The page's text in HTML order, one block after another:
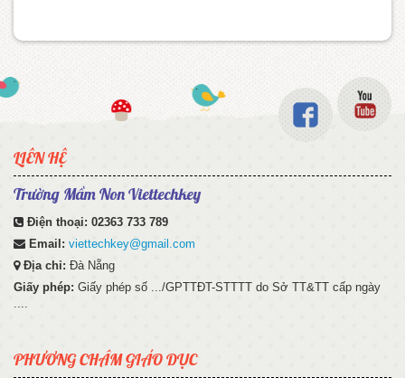
LIÊN HỆ
Trường Mầm Non Viettechkey
Điện thoại: 02363 733 789
Email: viettechkey@gmail.com
Địa chỉ: Đà Nẵng
Giấy phép: Giấy phép số .../GPTTĐT-STTTT do Sở TT&TT cấp ngày
....
PHƯƠNG CHÂM GIÁO DỤC